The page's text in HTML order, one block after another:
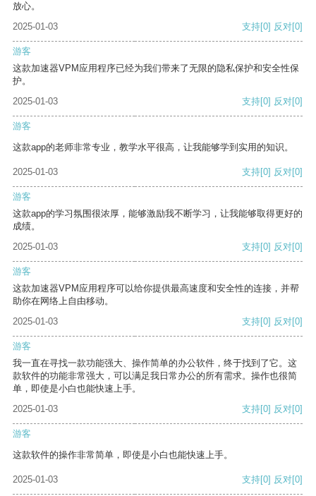
放心。
2025-01-03
支持[0] 反对[0]
游客
这款加速器VPM应用程序已经为我们带来了无限的隐私保护和安全性保
护。
2025-01-03
支持[0] 反对[0]
游客
这款app的老师非常专业，教学水平很高，让我能够学到实用的知识。
2025-01-03 支持[0] 反对[0]
游客
这款app的学习氛围很浓厚，能够激励我不断学习，让我能够取得更好的
成绩。
2025-01-03
支持[0] 反对[0]
游客
这款加速器VPM应用程序可以给你提供最高速度和安全性的连接，并帮
助你在网络上自由移动。
2025-01-03
支持[0] 反对[0]
游客
我一直在寻找一款功能强大、操作简单的办公软件，终于找到了它。这
款软件的功能非常强大，可以满足我日常办公的所有需求。操作也很简
单，即使是小白也能快速上手。
2025-01-03
支持[0] 反对[0]
游客
这款软件的操作非常简单，即使是小白也能快速上手。
2025-01-03 支持[0] 反对[0]